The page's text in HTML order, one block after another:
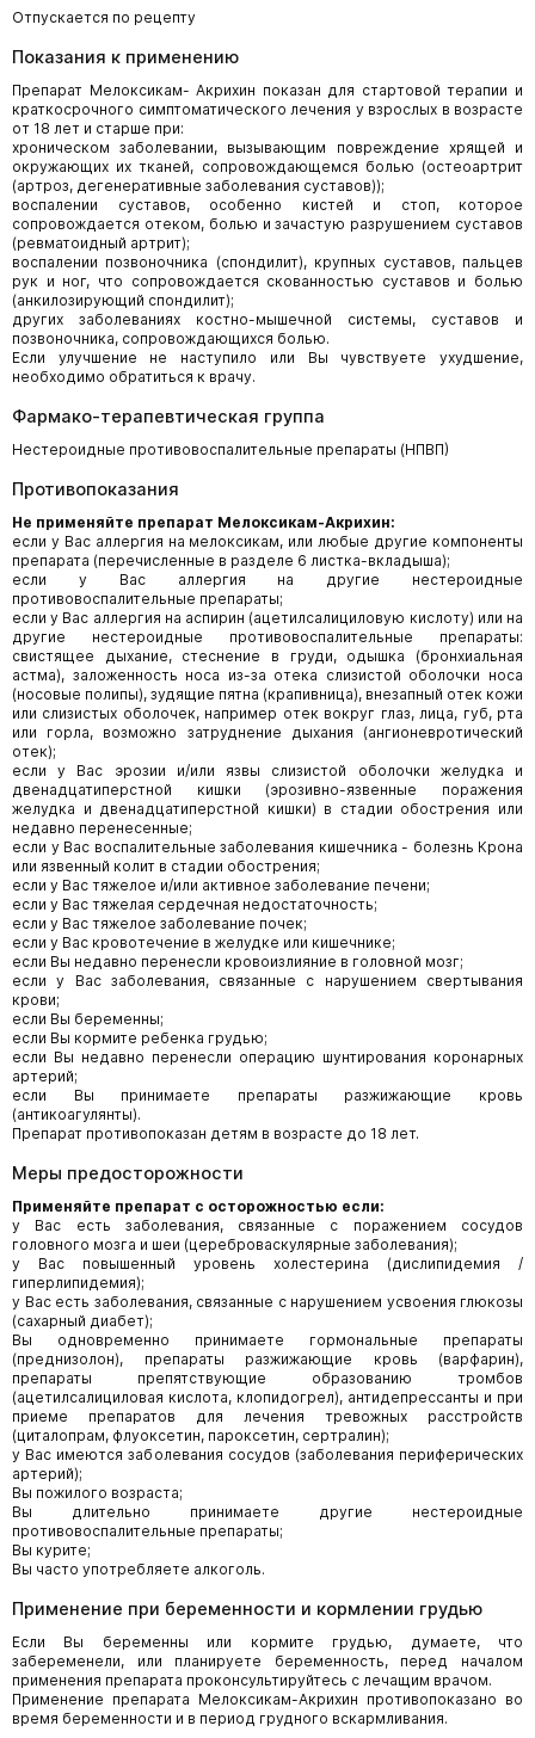
Отпускается по рецепту
Показания к применению
Препарат Мелоксикам- Акрихин показан для стартовой терапии и
краткосрочного симптоматического лечения у взрослых в возрасте
от 18 лет и старше при:
хроническом заболевании, вызывающим повреждение хрящей и
окружающих их тканей, сопровождающемся болью (остеоартрит
(артроз, дегенеративные заболевания суставов));
воспалении суставов, особенно кистей и стоп, которое
сопровождается отеком, болью и зачастую разрушением суставов
(ревматоидный артрит);
воспалении позвоночника (спондилит), крупных суставов, пальцев
рук и ног, что сопровождается скованностью суставов и болью
(анкилозирующий спондилит);
других заболеваниях костно-мышечной системы, суставов и
позвоночника, сопровождающихся болью.
Если улучшение не наступило или Вы чувствуете ухудшение,
необходимо обратиться к врачу.
Фармако-терапевтическая группа
Нестероидные противовоспалительные препараты (НПВП)
Противопоказания
Не применяйте препарат Мелоксикам-Акрихин:
если у Вас аллергия на мелоксикам, или любые другие компоненты
препарата (перечисленные в разделе 6 листка-вкладыша);
если у Вас аллергия на другие нестероидные
противовоспалительные препараты;
если у Вас аллергия на аспирин (ацетилсалициловую кислоту) или на
другие нестероидные противовоспалительные препараты:
свистящее дыхание, стеснение в груди, одышка (бронхиальная
астма), заложенность носа из-за отека слизистой оболочки носа
(носовые полипы), зудящие пятна (крапивница), внезапный отек кожи
или слизистых оболочек, например отек вокруг глаз, лица, губ, рта
или горла, возможно затруднение дыхания (ангионевротический
отек);
если у Вас эрозии и/или язвы слизистой оболочки желудка и
двенадцатиперстной кишки (эрозивно-язвенные поражения
желудка и двенадцатиперстной кишки) в стадии обострения или
недавно перенесенные;
если у Вас воспалительные заболевания кишечника - болезнь Крона
или язвенный колит в стадии обострения;
если у Вас тяжелое и/или активное заболевание печени;
если у Вас тяжелая сердечная недостаточность;
если у Вас тяжелое заболевание почек;
если у Вас кровотечение в желудке или кишечнике;
если Вы недавно перенесли кровоизлияние в головной мозг;
если у Вас заболевания, связанные с нарушением свертывания
крови;
если Вы беременны;
если Вы кормите ребенка грудью;
если Вы недавно перенесли операцию шунтирования коронарных
артерий;
если Вы принимаете препараты разжижающие кровь
(антикоагулянты).
Препарат противопоказан детям в возрасте до 18 лет.
Меры предосторожности
Применяйте препарат с осторожностью если:
у Вас есть заболевания, связанные с поражением сосудов
головного мозга и шеи (цереброваскулярные заболевания);
у Вас повышенный уровень холестерина (дислипидемия /
гиперлипидемия);
у Вас есть заболевания, связанные с нарушением усвоения глюкозы
(сахарный диабет);
Вы одновременно принимаете гормональные препараты
(преднизолон), препараты разжижающие кровь (варфарин),
препараты препятствующие образованию тромбов
(ацетилсалициловая кислота, клопидогрел), антидепрессанты и при
приеме препаратов для лечения тревожных расстройств
(циталопрам, флуоксетин, пароксетин, сертралин);
у Вас имеются заболевания сосудов (заболевания периферических
артерий);
Вы пожилого возраста;
Вы длительно принимаете другие нестероидные
противовоспалительные препараты;
Вы курите;
Вы часто употребляете алкоголь.
Применение при беременности и кормлении грудью
Если Вы беременны или кормите грудью, думаете, что
забеременели, или планируете беременность, перед началом
применения препарата проконсультируйтесь с лечащим врачом.
Применение препарата Мелоксикам-Акрихин противопоказано во
время беременности и в период грудного вскармливания.